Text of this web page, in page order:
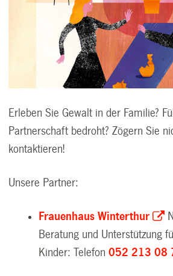
Erleben Sie Gewalt in der Familie?
Partnerschaft bedroht? Zögern Sie
kontaktieren!
Unsere Partner:
Frauenhaus Winterthur
Beratung und Unterstützung
Kinder: Telefon052 213 08